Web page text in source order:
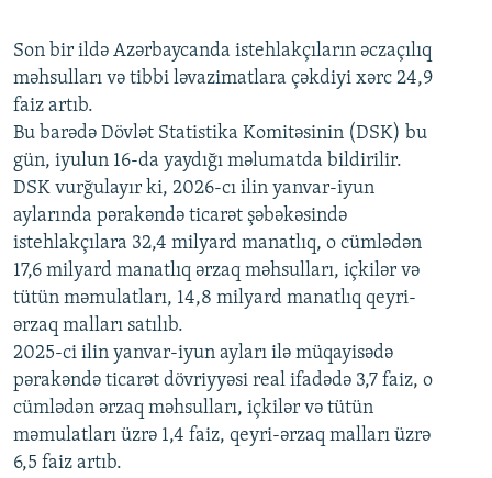
Auto 240p 360p 480p
720p 1080p
360p
480p
720p
1080p
Son bir ildə Azərbaycanda istehlakçıların əczaçılıq
məhsulları və tibbi ləvazimatlara çəkdiyi xərc 24,9
faiz artıb.
Bu barədə Dövlət Statistika Komitəsinin (DSK) bu
gün, iyulun 16-da yaydığı məlumatda bildirilir.
DSK vurğulayır ki, 2026-cı ilin yanvar-iyun
aylarında pərakəndə ticarət şəbəkəsində
istehlakçılara 32,4 milyard manatlıq, o cümlədən
17,6 milyard manatlıq ərzaq məhsulları, içkilər və
tütün məmulatları, 14,8 milyard manatlıq qeyri-
ərzaq malları satılıb.
2025-ci ilin yanvar-iyun ayları ilə müqayisədə
pərakəndə ticarət dövriyyəsi real ifadədə 3,7 faiz, o
cümlədən ərzaq məhsulları, içkilər və tütün
məmulatları üzrə 1,4 faiz, qeyri-ərzaq malları üzrə
6,5 faiz artıb.